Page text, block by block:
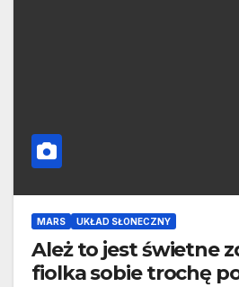
MARS UKŁAD SŁONECZNY
Ależ to jest świetne
fiolka sobie trochę